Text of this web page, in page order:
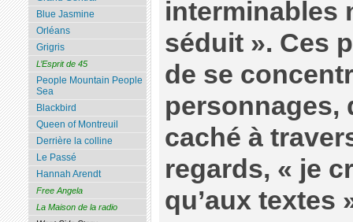
interminables
séduit ». Ces
de se
personnages,
caché à
regards, « je
qu’aux textes
Blue Jasmine
Orléans
Grigris
L’Esprit de 45
People Mountain People
Sea
Blackbird
Queen of Montreuil
Derrière la colline
Le Passé
Hannah Arendt
Free Angela
La Maison de la radio